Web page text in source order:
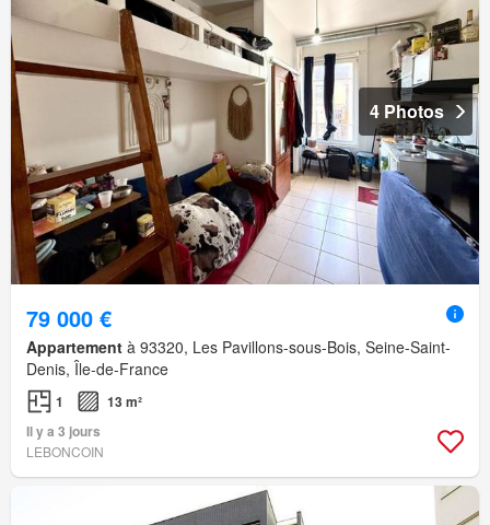
4 Photos
79 000 €
Appartement à 93320, Les Pavillons-sous-Bois, Seine-Saint-
Denis, Île-de-France
1
13 m²
Il y a 3 jours
LEBONCOIN